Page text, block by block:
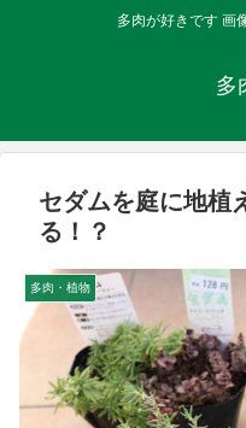
多肉が好きです 画
多
セダムを庭に地植
る！？
多肉・植物